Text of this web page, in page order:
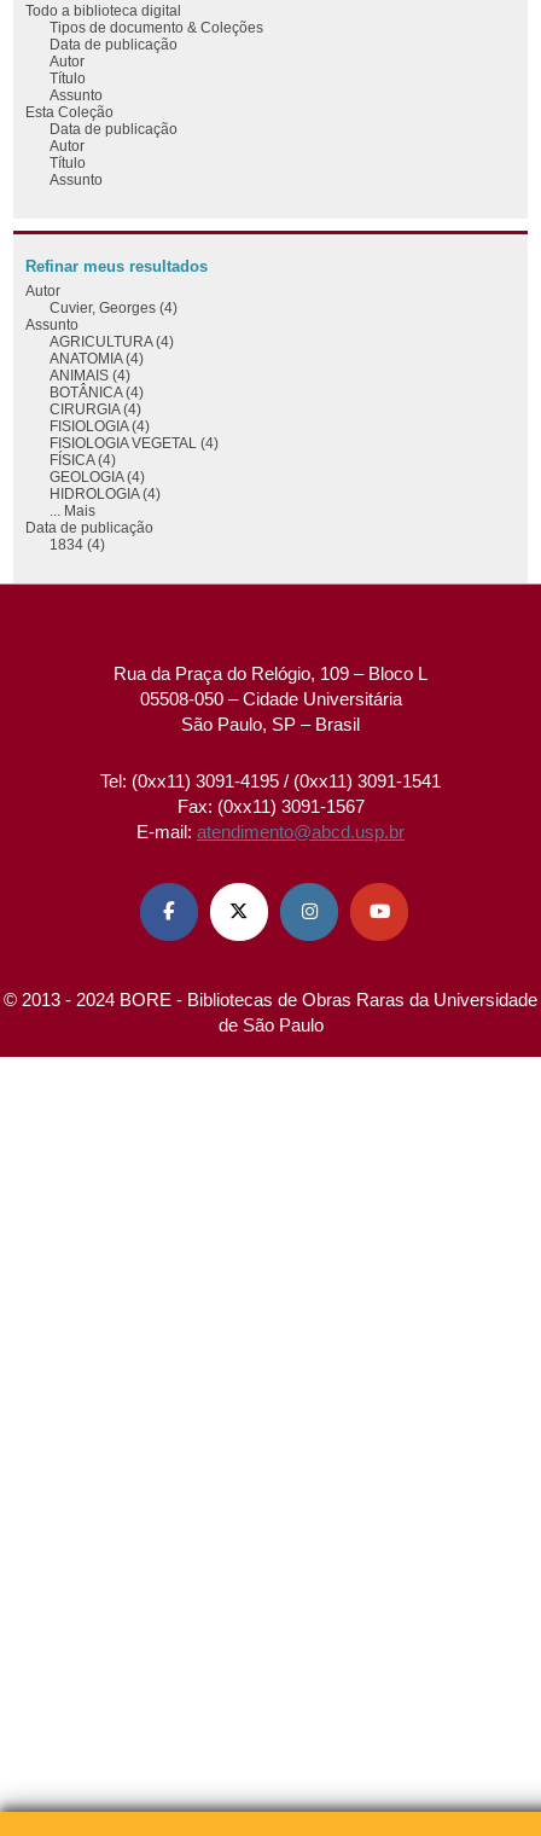
Todo a biblioteca digital
Tipos de documento & Coleções
Data de publicação
Autor
Título
Assunto
Esta Coleção
Data de publicação
Autor
Título
Assunto
Refinar meus resultados
Autor
Cuvier, Georges (4)
Assunto
AGRICULTURA (4)
ANATOMIA (4)
ANIMAIS (4)
BOTÂNICA (4)
CIRURGIA (4)
FISIOLOGIA (4)
FISIOLOGIA VEGETAL (4)
FÍSICA (4)
GEOLOGIA (4)
HIDROLOGIA (4)
... Mais
Data de publicação
1834 (4)
Rua da Praça do Relógio, 109 – Bloco L
05508-050 – Cidade Universitária
São Paulo, SP – Brasil
Tel: (0xx11) 3091-4195 / (0xx11) 3091-1541
Fax: (0xx11) 3091-1567
E-mail: atendimento@abcd.usp.br
   
© 2013 - 2024 BORE - Bibliotecas de Obras Raras da Universidade
de São Paulo